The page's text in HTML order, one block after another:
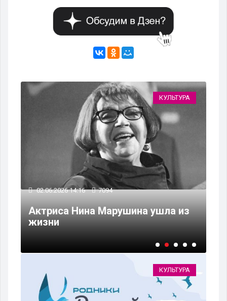
КУЛЬТУРА
02.06.2026 14:16 7094
Актриса Нина Марушина ушла из
жизни
КУЛЬТУРА